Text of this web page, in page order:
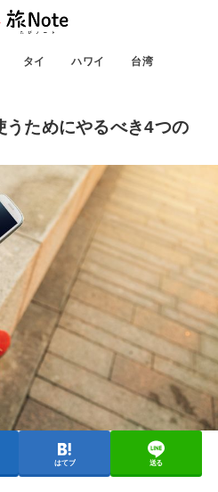
タイ ハワイ 台湾
うためにやるべき4つの
はてブ 送る